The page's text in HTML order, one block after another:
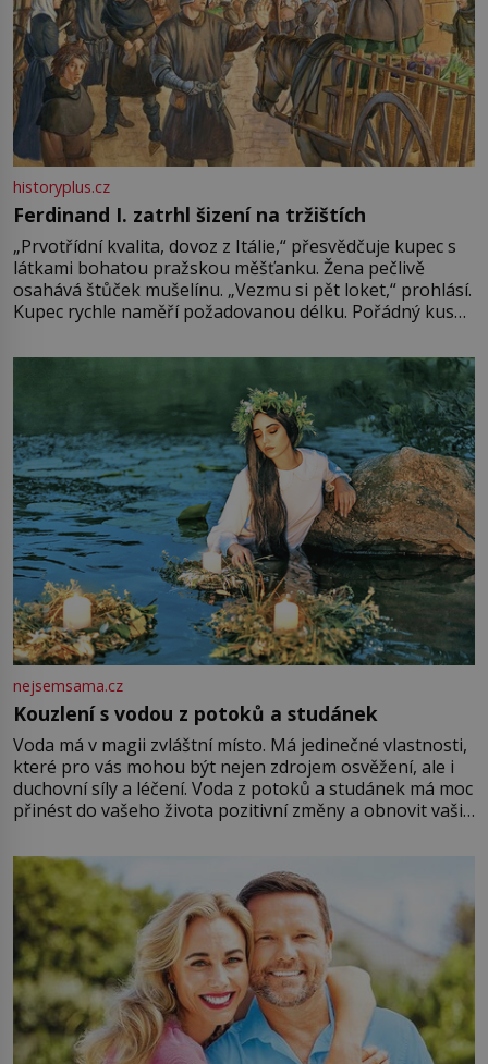
historyplus.cz
Ferdinand I. zatrhl šizení na tržištích
„Prvotřídní kvalita, dovoz z Itálie,“ přesvědčuje kupec s
látkami bohatou pražskou měšťanku. Žena pečlivě
osahává štůček mušelínu. „Vezmu si pět loket,“ prohlásí.
Kupec rychle naměří požadovanou délku. Pořádný kus
milostpaní. Stačí jenom na sukni,“ zhodnotí švadlena
množství růžového mušelínu. „Ošidili vás, podívejte.“
nejsemsama.cz
Kouzlení s vodou z potoků a studánek
Voda má v magii zvláštní místo. Má jedinečné vlastnosti,
které pro vás mohou být nejen zdrojem osvěžení, ale i
duchovní síly a léčení. Voda z potoků a studánek má moc
přinést do vašeho života pozitivní změny a obnovit vaši
můžete obohatit své rituály a přinést do svého života
větší harmonii a klid. Je důležité